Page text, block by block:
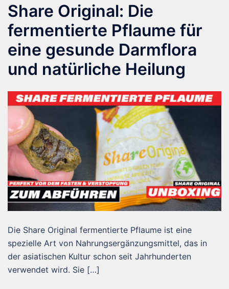
Share Original: Die
fermentierte Pflaume für
eine gesunde Darmflora
und natürliche Heilung
Die Share Original fermentierte Pflaume ist eine
spezielle Art von Nahrungsergänzungsmittel, das in
der asiatischen Kultur schon seit Jahrhunderten
verwendet wird. Sie […]